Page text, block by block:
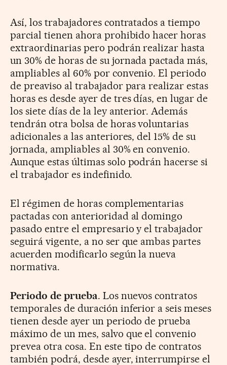
Así, los trabajadores contratados a tiempo
parcial tienen ahora prohibido hacer horas
extraordinarias pero podrán realizar hasta
un 30% de horas de su jornada pactada más,
ampliables al 60% por convenio. El periodo
de preaviso al trabajador para realizar estas
horas es desde ayer de tres días, en lugar de
los siete días de la ley anterior. Además
tendrán otra bolsa de horas voluntarias
adicionales a las anteriores, del 15% de su
jornada, ampliables al 30% en convenio.
Aunque estas últimas solo podrán hacerse si
el trabajador es indefinido.
El régimen de horas complementarias
pactadas con anterioridad al domingo
pasado entre el empresario y el trabajador
seguirá vigente, a no ser que ambas partes
acuerden modificarlo según la nueva
normativa.
Periodo de prueba. Los nuevos contratos
temporales de duración inferior a seis meses
tienen desde ayer un periodo de prueba
máximo de un mes, salvo que el convenio
prevea otra cosa. En este tipo de contratos
también podrá, desde ayer, interrumpirse el